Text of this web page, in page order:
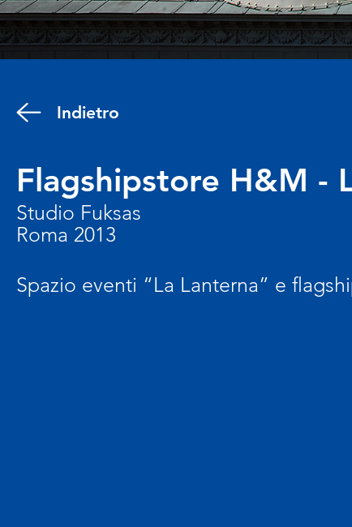
Indietro
Flagshipstore H&M -
Studio Fuksas
Roma 2013
Spazio eventi “La Lanterna” e